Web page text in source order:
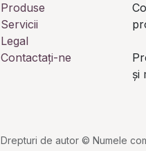
Produse
Servicii
Legal
Contactați-ne
și
Drepturi de autor © Numele